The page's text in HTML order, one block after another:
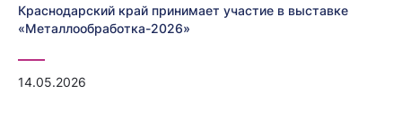
Краснодарский край принимает участие в выставке
«Металлообработка-2026»
14.05.2026